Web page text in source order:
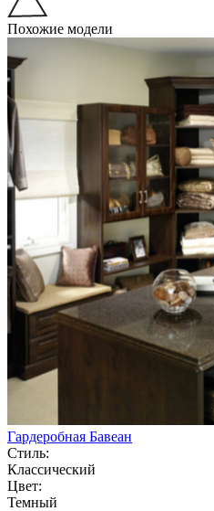
Похожие модели
Гардеробная Бавеан
Стиль:
Классический
Цвет:
Темный